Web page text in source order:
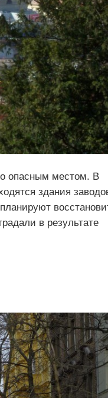
опасным местом. В
здания
в результате